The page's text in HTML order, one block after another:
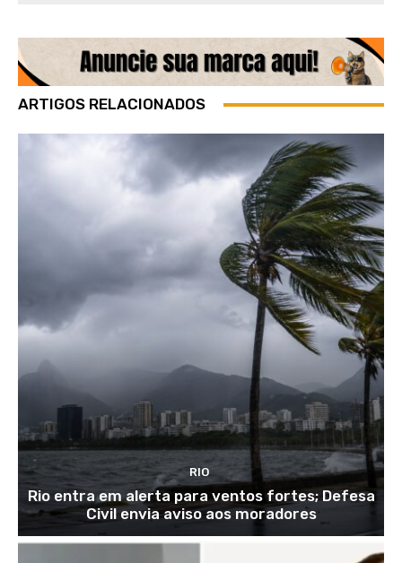
ARTIGOS RELACIONADOS
RIO
Rio entra em alerta para ventos fortes; Defesa
Civil envia aviso aos moradores